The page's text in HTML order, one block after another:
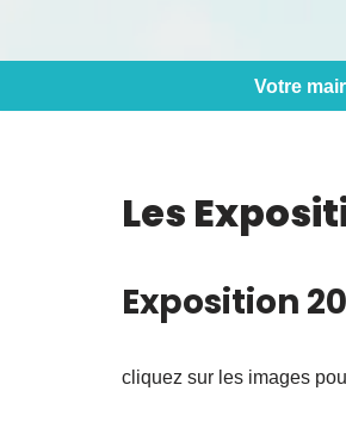
Votre
Les
Exposition
cliquez sur les images